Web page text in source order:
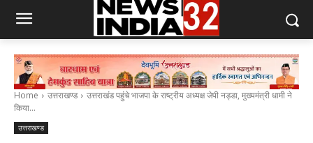
Home उत्तराखण्ड
उत्तराखंड पहुंचे भाजपा के राष्ट्रीय अध्यक्ष जेपी नड्डा, मुख्यमंत्री धामी ने
किया...
उत्तराखण्ड